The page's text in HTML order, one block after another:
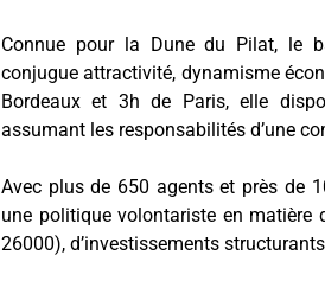
Connue pour la Dune du Pilat, le
conjugue attractivité, dynamisme
Bordeaux et 3h de Paris, elle
assumant les responsabilités d’une
Avec plus de 650 agents et près de
une politique volontariste en matière
26000), d’investissements